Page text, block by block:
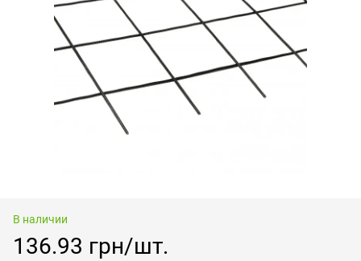
В наличии
136.93 грн/шт.